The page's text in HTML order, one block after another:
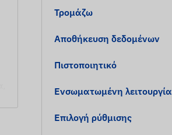
Τρομάζω
Αποθήκευση δεδομένων
Πιστοποιητικό
Ενσωματωμένη λειτουργία
Επιλογή ρύθμισης